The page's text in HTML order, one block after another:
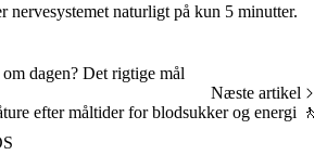
nervesystemet naturligt på kun 5 minutter.
dagen? Det rigtige mål
Næste artikel
efter måltider for blodsukker og energi 🚶